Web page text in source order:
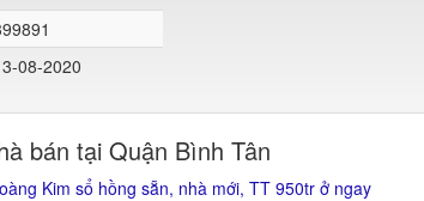
08-2020
bán tại Quận Bình Tân
Kim sổ hồng sẵn, nhà mới, TT 950tr ở ngay